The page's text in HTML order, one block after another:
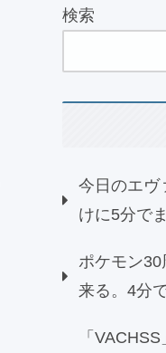
検索
今日のエヴ
けに5分で
ポケモン
来る。4分
「